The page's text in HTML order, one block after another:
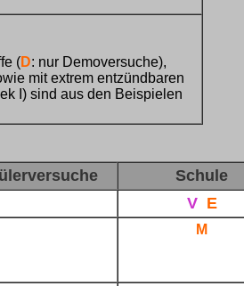
(D: nur Demoversuche),
mit extrem entzündbaren
I) sind aus den Beispielen
Schule
VE
M